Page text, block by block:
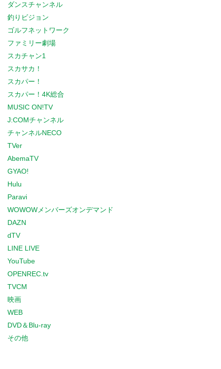
ダンスチャンネル
釣りビジョン
ゴルフネットワーク
ファミリー劇場
スカチャン1
スカサカ！
スカパー！
スカパー！4K総合
MUSIC ON!TV
J:COMチャンネル
チャンネルNECO
TVer
AbemaTV
GYAO!
Hulu
Paravi
WOWOWメンバーズオンデマンド
DAZN
dTV
LINE LIVE
YouTube
OPENREC.tv
TVCM
映画
WEB
DVD＆Blu-ray
その他